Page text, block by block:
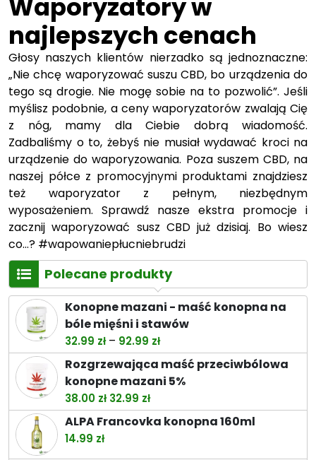
Waporyzatory w
najlepszych cenach
Głosy naszych klientów nierzadko są jednoznaczne:
„Nie chcę waporyzować suszu CBD, bo urządzenia do
tego są drogie. Nie mogę sobie na to pozwolić”. Jeśli
myślisz podobnie, a ceny waporyzatorów zwalają Cię
z nóg, mamy dla Ciebie dobrą wiadomość.
Zadbaliśmy o to, żebyś nie musiał wydawać kroci na
urządzenie do waporyzowania. Poza suszem CBD, na
naszej półce z promocyjnymi produktami znajdziesz
też waporyzator z pełnym, niezbędnym
wyposażeniem. Sprawdź nasze ekstra promocje i
zacznij waporyzować susz CBD już dzisiaj. Bo wiesz
co…? #wapowaniepłucniebrudzi
Polecane produkty
Konopne mazani - maść konopna na
bóle mięśni i stawów
32.99 zł – 92.99 złZakres
cen:
od
do
92.99 zł
Rozgrzewająca maść przeciwbólowa
konopne mazani 5%
38.00 zł Pierwotna
cena
32.99 złAktualna
cena
ALPA Francovka konopna 160ml
14.99 zł